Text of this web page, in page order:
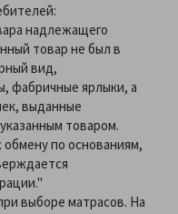
надлежащего
товар не был в
вид,
фабричные ярлыки, а
выданные
товаром.
по основаниям,
выборе матрасов. На